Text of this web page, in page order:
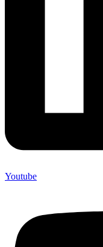
Youtube